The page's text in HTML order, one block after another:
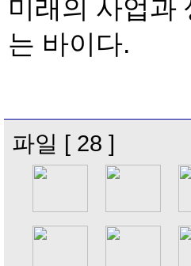
미래의 사업과
는 바이다.
파일 [ 28 ]